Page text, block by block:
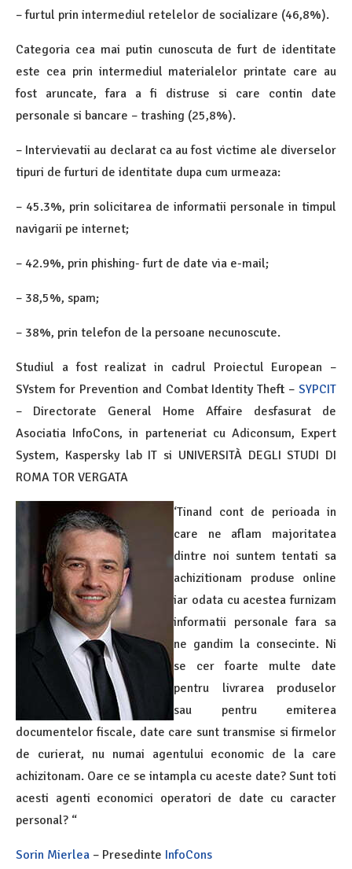
– furtul prin intermediul retelelor de socializare (46,8%).
Categoria cea mai putin cunoscuta de furt de identitate
este cea prin intermediul materialelor printate care au
fost aruncate, fara a fi distruse si care contin date
personale si bancare – trashing (25,8%).
– Intervievatii au declarat ca au fost victime ale diverselor
tipuri de furturi de identitate dupa cum urmeaza:
– 45.3%, prin solicitarea de informatii personale in timpul
navigarii pe internet;
– 42.9%, prin phishing- furt de date via e-mail;
– 38,5%, spam;
– 38%, prin telefon de la persoane necunoscute.
Studiul a fost realizat in cadrul Proiectul European –
SYstem for Prevention and Combat Identity Theft – SYPCIT
– Directorate General Home Affaire desfasurat de
Asociatia InfoCons, in parteneriat cu Adiconsum, Expert
System, Kaspersky lab IT si UNIVERSITÀ DEGLI STUDI DI
ROMA TOR VERGATA
‘Tinand cont de perioada in
care ne aflam majoritatea
dintre noi suntem tentati sa
achizitionam produse online
iar odata cu acestea furnizam
informatii personale fara sa
ne gandim la consecinte. Ni
se cer foarte multe date
pentru livrarea produselor
sau pentru emiterea
documentelor fiscale, date care sunt transmise si firmelor
de curierat, nu numai agentului economic de la care
achizitonam. Oare ce se intampla cu aceste date? Sunt toti
acesti agenti economici operatori de date cu caracter
personal? “
Sorin Mierlea – Presedinte InfoCons